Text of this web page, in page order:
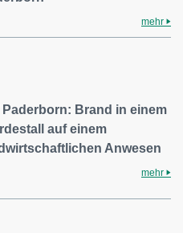
mehr
Paderborn: Brand in einem
auf einem
Anwesen
mehr